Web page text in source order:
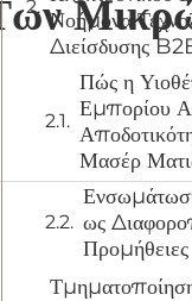
Νοήμονα
Διείσδυσης
Πώς η
Εμπορίου
Μασέρ
ως
Προμήθειες